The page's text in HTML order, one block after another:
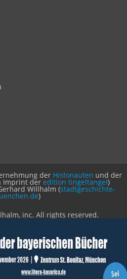
der Histonauten und der
Imprint der edition tingeltangel)
Willhalm (stadtgeschichte-
)
inc. All rights reserved.